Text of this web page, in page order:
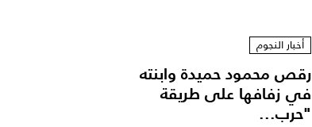
أخبار النجوم
رقص محمود حميدة وابنته
في زفافها على طريقة
"حرب...